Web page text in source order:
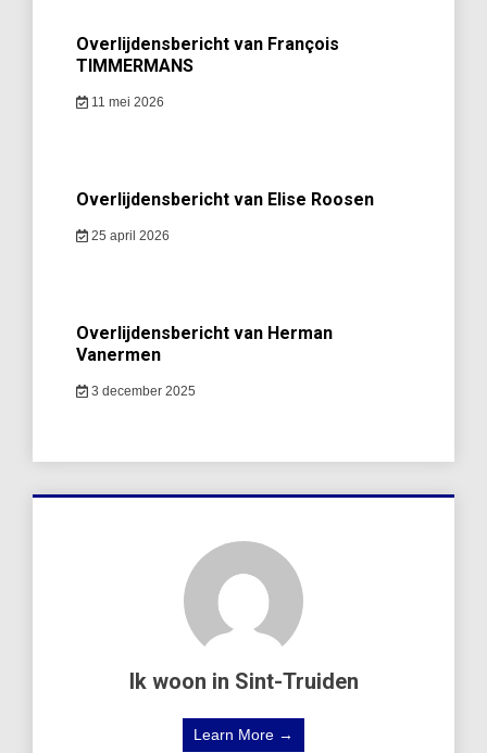
Overlijdensbericht van François
TIMMERMANS
11 mei 2026
Overlijdensbericht van Elise Roosen
25 april 2026
Overlijdensbericht van Herman
Vanermen
3 december 2025
Ik woon in Sint-Truiden
Learn More →